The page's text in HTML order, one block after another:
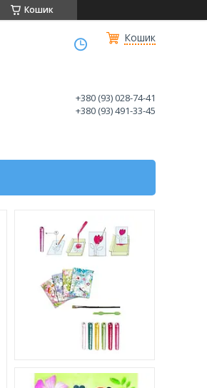
Кошик
Кошик
+380 (93) 028-74-41
+380 (93) 491-33-45